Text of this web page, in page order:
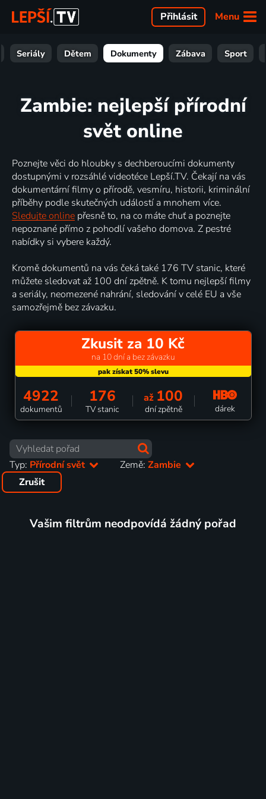
Menu
Přihlásit
Seriály Dětem Dokumenty Zábava Sport
Zambie: nejlepší přírodní
svět online
Poznejte věci do hloubky s dechberoucími dokumenty
dostupnými v rozsáhlé videotéce Lepší.TV. Čekají na vás
dokumentární filmy o přírodě, vesmíru, historii, kriminální
příběhy podle skutečných událostí a mnohem více.
Sledujte online přesně to, na co máte chuť a poznejte
nepoznané přímo z pohodlí vašeho domova. Z pestré
nabídky si vybere každý.
Kromě dokumentů na vás čeká také 176 TV stanic, které
můžete sledovat až 100 dní zpětně. K tomu nejlepší filmy
a seriály, neomezené nahrání, sledování v celé EU a vše
samozřejmě bez závazku.
Zkusit za 10 Kč
na 10 dní a bez závazku
4922
dokumentů
176
TV stanic
až 100
dní zpětně dárek
Typ: Přírodní svět Země:Zambie
Zrušit
Vašim filtrům neodpovídá žádný pořad